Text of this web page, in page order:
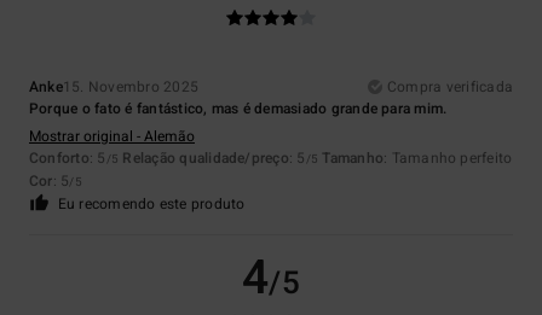
Anke15. Novembro 2025
Compra verificada
Porque o fato é fantástico, mas é demasiado grande para mim.
Mostrar original - Alemão
Conforto: 5 /5 Relação qualidade/preço: 5 /5 Tamanho: Tamanho perfeito
Cor: 5/5
Eu recomendo este produto
4/5